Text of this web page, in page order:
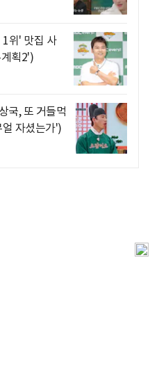
위' 맛집 사
획2')
국, 또 거들먹
자셨는가')